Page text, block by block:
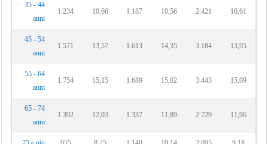
35 - 44
anni
1.234 10,66 1.187 10,56 2.421 10,61
45 - 54
anni
1.571 13,57 1.613 14,35 3.184 13,95
55 - 64
anni
1.754 15,15 1.689 15,02 3.443 15,09
65 - 74
anni
1.392 12,03 1.337 11,89 2.729 11,96